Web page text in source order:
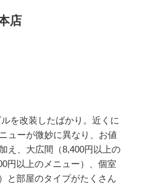
店
を改装したばかり。近くに
ューが微妙に異なり、お値
え、大広間（8,400円以上の
円以上のメニュー）、個室
と部屋のタイプがたくさん